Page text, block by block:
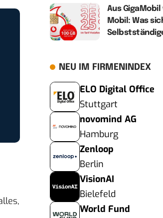
Aus
Mobil: Was
NEU IM FIRMENINDEX
ELO Digital Office
Stuttgart
novomind AG
Hamburg
Zenloop
Berlin
VisionAI
Bielefeld
World Fund